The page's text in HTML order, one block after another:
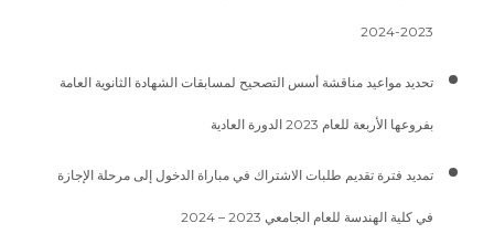
2023-2024
تحديد مواعيد مناقشة أسس التصحيح لمسابقات الشهادة الثانوية العامة
بفروعها الأربعة للعام 2023 الدورة العادية
تمديد فترة تقديم طلبات الاشتراك في مباراة الدخول إلى مرحلة الإجازة
في كلية الهندسة للعام الجامعي 2023 – 2024